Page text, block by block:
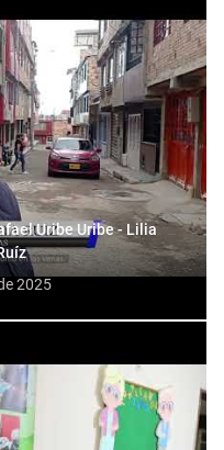
Uribe Uribe - Lilia
2025